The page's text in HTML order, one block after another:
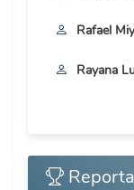
Rafael
Rayana